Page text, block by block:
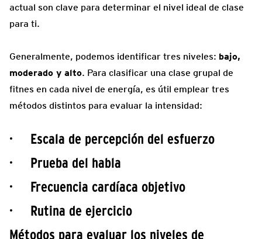
actual son clave para determinar el nivel ideal de clase
para ti.
Generalmente, podemos identificar tres niveles: bajo,
moderado y alto. Para clasificar una clase grupal de
fitnes en cada nivel de energía, es útil emplear tres
métodos distintos para evaluar la intensidad:
· Escala de percepción del esfuerzo
· Prueba del habla
· Frecuencia cardíaca objetivo
· Rutina de ejercicio
Métodos para evaluar los niveles de